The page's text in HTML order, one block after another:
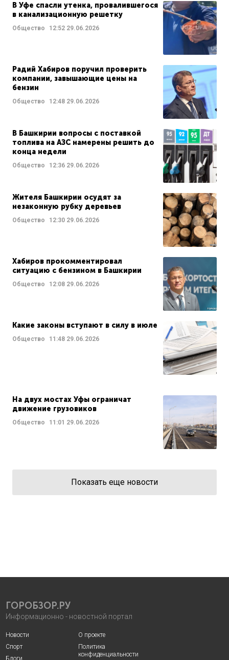
В Уфе спасли утенка, провалившегося
в канализационную решетку
Общество 12:52 29.06.2026
Радий Хабиров поручил проверить
компании, завышающие цены на
бензин
Общество 12:48 29.06.2026
В Башкирии вопросы с поставкой
топлива на АЗС намерены решить до
конца недели
Общество 12:36 29.06.2026
Жителя Башкирии осудят за
незаконную рубку деревьев
Общество 12:30 29.06.2026
Хабиров прокомментировал
ситуацию с бензином в Башкирии
Общество 12:08 29.06.2026
Какие законы вступают в силу в июле
Общество 11:48 29.06.2026
На двух мостах Уфы ограничат
движение грузовиков
Общество 11:01 29.06.2026
Показать еще новости
ГОРОБЗОР.РУ
Информационно - новостной портал
Новости
Спорт
Блоги
О проекте
Политика
конфиденциальности